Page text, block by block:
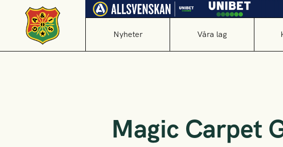
Nyheter Våra lag
Magic Carpet